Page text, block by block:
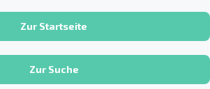
Zur Startseite
Zur Suche